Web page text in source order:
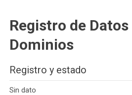
Registro de Datos
Dominios
Registro y estado
Sin dato